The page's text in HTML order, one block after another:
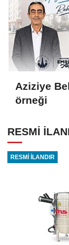
Aziziye
örneği
RESMİ
RESMİ İLANDIR